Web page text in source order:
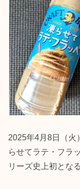
2025年4月8日（火
らせてラテ・フラ
リーズ史上初とな